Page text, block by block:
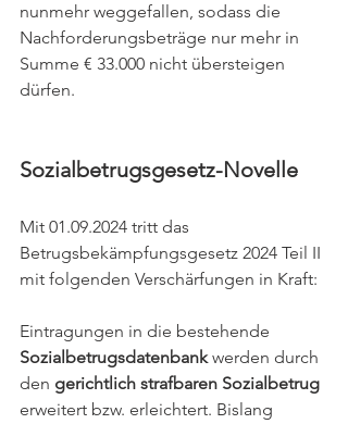
nunmehr weggefallen, sodass die
Nachforderungsbeträge nur mehr in
Summe € 33.000 nicht übersteigen
dürfen.
Sozialbetrugsgesetz-Novelle
Mit 01.09.2024 tritt das
Betrugsbekämpfungsgesetz 2024 Teil II
mit folgenden Verschärfungen in Kraft:
Eintragungen in die bestehende
Sozialbetrugsdatenbank werden durch
den gerichtlich strafbaren Sozialbetrug
erweitert bzw. erleichtert. Bislang